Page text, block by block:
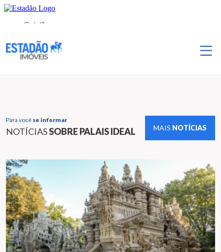
Para você se informar
NOTÍCIASSOBRE PALAIS IDEAL MAIS NOTÍCIAS